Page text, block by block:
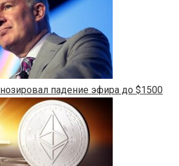
падение эфира до $1500